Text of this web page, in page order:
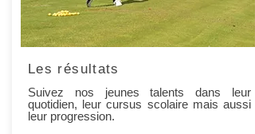
Les résultats
Suivez nos jeunes talents dans leur
quotidien, leur cursus scolaire mais aussi
leur progression.